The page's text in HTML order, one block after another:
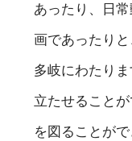
あったり、日
画であったり
多岐にわたり
立たせること
を図ることが